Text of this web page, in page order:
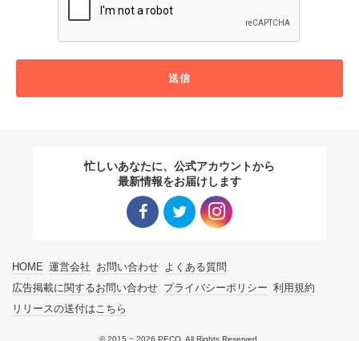
送信
忙しいあなたに、公式アカウントから
最新情報をお届けします
HOME 運営会社 お問い合わせ よくある質問
広告掲載に関するお問い合わせ プライバシーポリシー 利用規約
リリースの送付はこちら
© 2015 ~ 2026 PECO. All Rights Reserved.